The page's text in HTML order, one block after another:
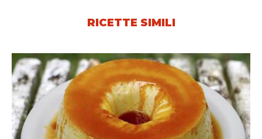
RICETTE SIMILI